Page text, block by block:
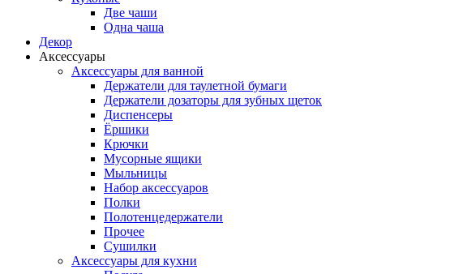
Две чаши
Одна чаша
Декор
Аксессуары
Аксессуары для ванной
Держатели для таулетной бумаги
Держатели дозаторы для зубных щеток
Диспенсеры
Ёршики
Крючки
Мусорные ящики
Мыльницы
Набор аксессуаров
Полки
Полотенцедержатели
Прочее
Сушилки
Аксессуары для кухни